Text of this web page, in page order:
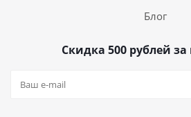
Блог
Скидка 500 рублей за